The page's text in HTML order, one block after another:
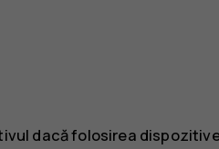
dacă folosirea